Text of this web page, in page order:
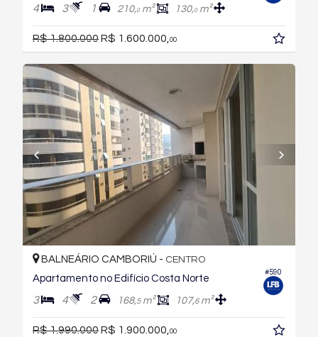
4 3 1 210,0m² 130,0m²
R$ 1.800.000R$ 1.600.000,00
#590
BALNEÁRIO CAMBORIÚ - CENTRO
Apartamento no Edifício Costa Norte
3 4 2 168,5m² 107,6m²
R$ 1.990.000R$ 1.900.000, 00